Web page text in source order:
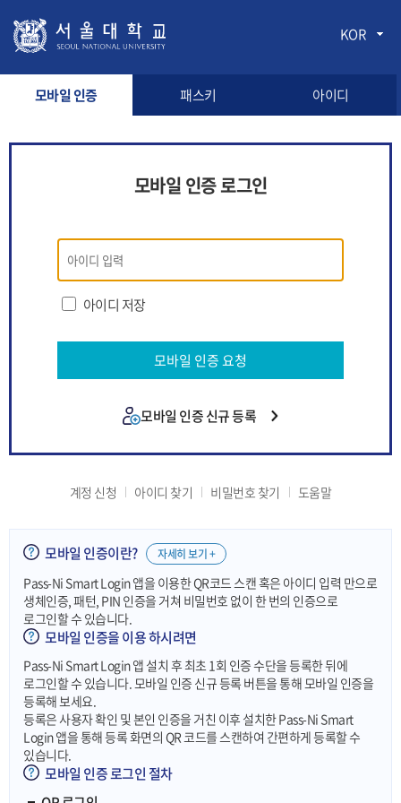
KOR
모바일 인증 패스키 아이디
모바일 인증 로그인
모바일
인증
로그인
아이디 저장
모바일 인증 요청
모바일 인증 신규 등록
계정 신청 아이디 찾기 비밀번호 찾기 도움말
모바일 인증이란? 자세히 보기 +
Pass-Ni Smart Login 앱을 이용한 QR코드 스캔 혹은 아이디 입력 만으로
생체인증, 패턴, PIN 인증을 거쳐 비밀번호 없이 한 번의 인증으로
로그인할 수 있습니다.
모바일 인증을 이용 하시려면
Pass-Ni Smart Login 앱 설치 후 최초 1회 인증 수단을 등록한 뒤에
로그인할 수 있습니다. 모바일 인증 신규 등록 버튼을 통해 모바일 인증을
등록해 보세요.
등록은 사용자 확인 및 본인 인증을 거친 이후 설치한 Pass-Ni Smart
Login 앱을 통해 등록 화면의 QR 코드를 스캔하여 간편하게 등록할 수
있습니다.
모바일 인증 로그인 절차